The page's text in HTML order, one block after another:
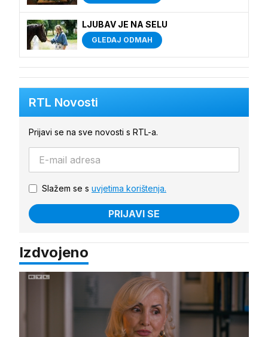
LJUBAV JE NA SELU
GLEDAJ ODMAH
RTL Novosti
Prijavi se na sve novosti s RTL-a.
Slažem se s uvjetima korištenja.
PRIJAVI SE
Izdvojeno